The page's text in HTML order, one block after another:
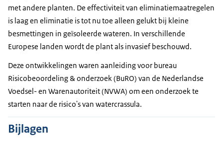
met andere planten. De effectiviteit van eliminatiemaatregelen
is laag en eliminatie is tot nu toe alleen gelukt bij kleine
besmettingen in geïsoleerde wateren. In verschillende
Europese landen wordt de plant als invasief beschouwd.
Deze ontwikkelingen waren aanleiding voor bureau
Risicobeoordeling & onderzoek (BuRO) van de Nederlandse
Voedsel- en Warenautoriteit (NVWA) om een onderzoek te
starten naar de risico's van watercrassula.
Bijlagen